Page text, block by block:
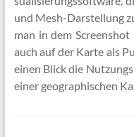
und Mesh-Darstellung
man in dem
auch auf der Karte als
einen Blick die
einer geographischen